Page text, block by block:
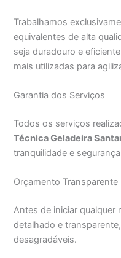
Trabalhamos
equivalentes de alta
seja duradouro e
mais utilizadas para
Garantia dos Serviços
Todos os serviços
Técnica Geladeira
tranquilidade e
Orçamento Transparente
Antes de iniciar
detalhado e
desagradáveis.